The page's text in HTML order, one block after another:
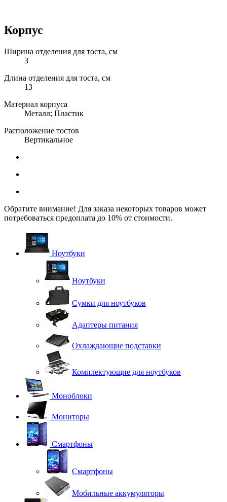
Корпус
Ширина отделения для тоста, см
3
Длина отделения для тоста, см
13
Материал корпуса
Металл; Пластик
Расположение тостов
Вертикальное
Обратите внимание! Для заказа некоторых товаров может
потребоваться предоплата до 10% от стоимости.
Ноутбуки
Ноутбуки
Сумки для ноутбуков
Адаптеры питания
Охлаждающие подставки
Комплектующие для ноутбуков
Моноблоки
Мониторы
Смартфоны
Смартфоны
Мобильные аккумуляторы